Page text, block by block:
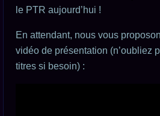
le PTR aujourd’hui !
En attendant, nous vous
vidéo de présentation (n’oubliez
titres si besoin) :